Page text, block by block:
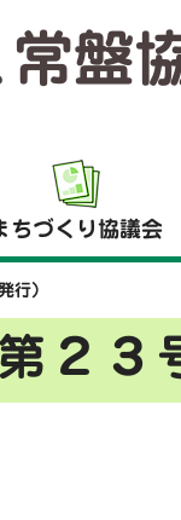
盤
ちづくり協議会
行）
２３